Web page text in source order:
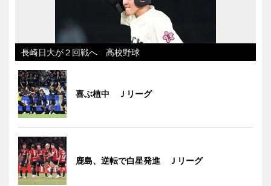
長崎日大が２回戦へ 高校野球
喜ぶ植中 Ｊリーグ
鹿島、逆転で白星発進 Ｊリーグ